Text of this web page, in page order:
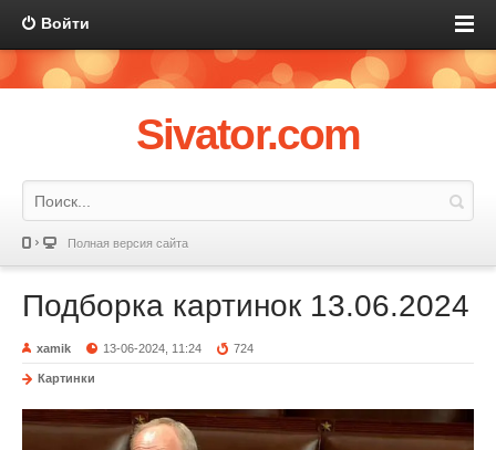
Войти
Sivator.com
Полная версия сайта
Подборка картинок 13.06.2024
xamik 13-06-2024, 11:24 724
Картинки